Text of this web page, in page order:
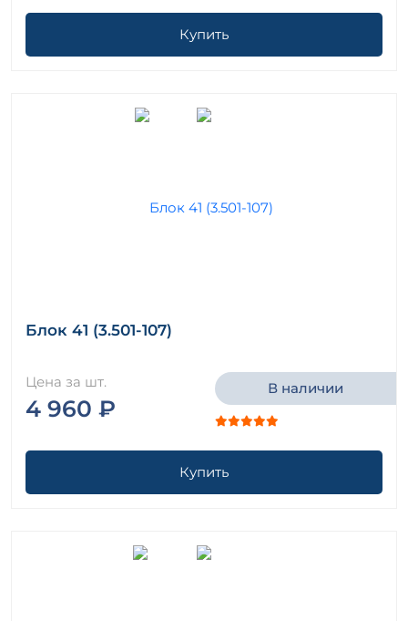
Купить
Блок 41 (3.501-107)
Цена за шт.
4 960 ₽
В наличии
Купить